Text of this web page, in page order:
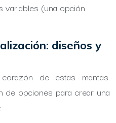
variables (una opción
diseños y
de estas mantas.
de opciones para crear una